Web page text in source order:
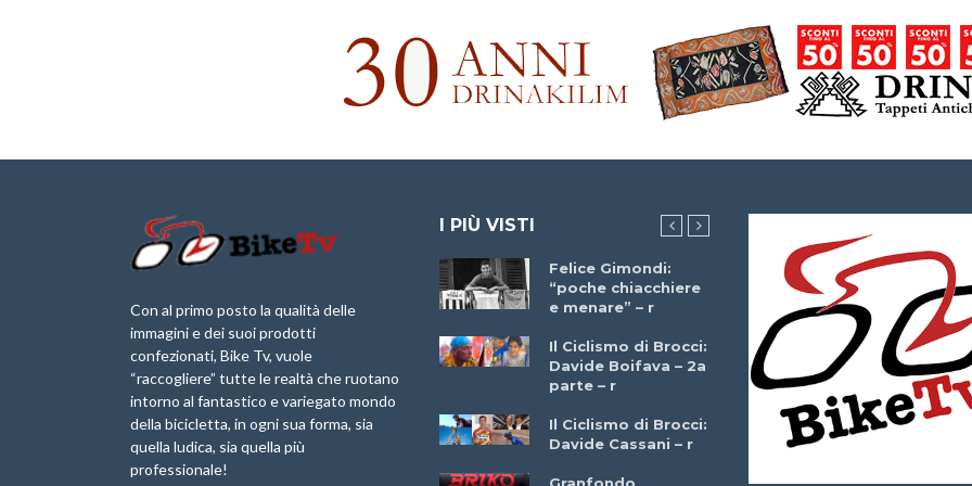
Con al primo posto la qualità delle
immagini e dei suoi prodotti
confezionati, Bike Tv, vuole
“raccogliere” tutte le realtà che ruotano
intorno al fantastico e variegato mondo
della bicicletta, in ogni sua forma, sia
quella ludica, sia quella più
professionale!
I PIÙ VISTI
Briko Torino – 11
Maggio 2025 – r
Minerva Edizioni e
Marathon 2025”
IX Ed. “Tra
Borghi&Castelli” –
Anteprima
1a Edizione
Granfondo
Felice Gimondi:
“poche chiacchiere
e menare” – r
Il Ciclismo di Brocci:
Davide Boifava – 2a
parte – r
Il Ciclismo di Brocci:
Davide Cassani – r
Brocci Incontra
Giuseppe Martinelli
– r
Che cos’è il
triathlon? Con
Simone Diamantini
– r